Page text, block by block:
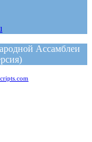
Ассамблеи